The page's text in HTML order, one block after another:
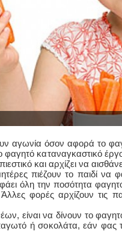
αγωνία όσoν αφορά το
φαγητό καταναγκαστικό
και αρχίζει να
μητέρες πιέζουν το παιδί
όλη την ποσότητα
φορές αρχίζουν τις
είναι να δίνουν το
ή σοκολάτα, εάν φας